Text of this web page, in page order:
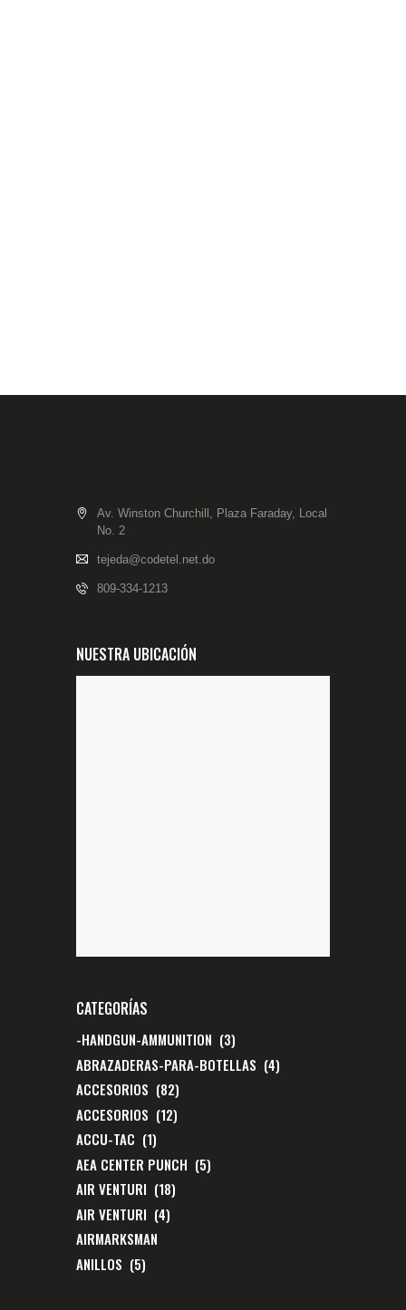
Av. Winston Churchill, Plaza Faraday, Local
No. 2
tejeda@codetel.net.do
809-334-1213
NUESTRA UBICACIÓN
CATEGORÍAS
-HANDGUN-AMMUNITION (3)
ABRAZADERAS-PARA-BOTELLAS (4)
ACCESORIOS (82)
ACCESORIOS (12)
ACCU-TAC (1)
AEA CENTER PUNCH (5)
AIR VENTURI (18)
AIR VENTURI (4)
AIRMARKSMAN
ANILLOS (5)